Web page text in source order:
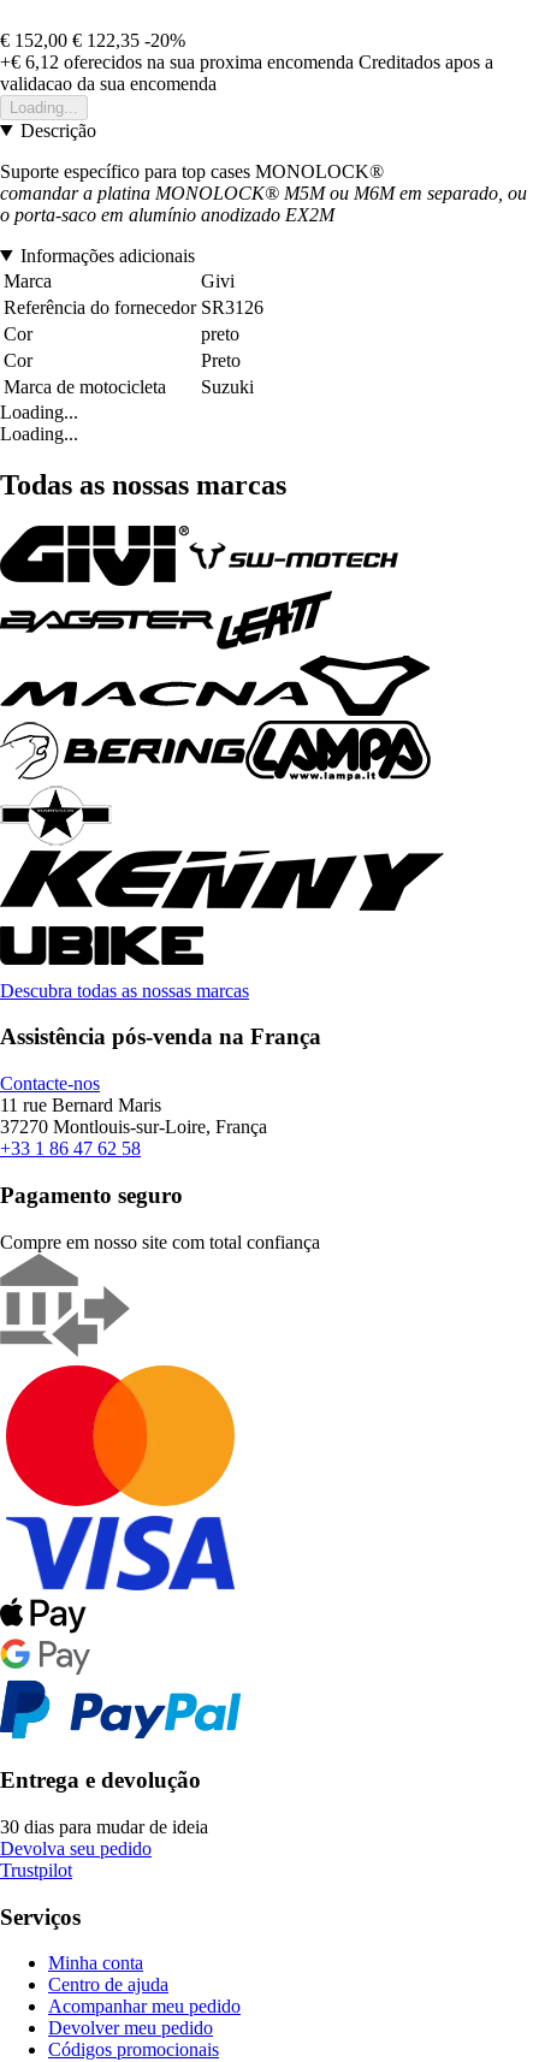
€ 152,00 € 122,35 -20%
+€ 6,12 oferecidos na sua proxima encomenda Creditados apos a
validacao da sua encomenda
Loading...
Descrição
Suporte específico para top cases MONOLOCK®
comandar a platina MONOLOCK® M5M ou M6M em separado, ou
o porta-saco em alumínio anodizado EX2M
Informações adicionais
Marca
Givi
Referência do fornecedor SR3126
Cor
preto
Cor
Preto
Marca de motocicleta
Suzuki
Loading...
Loading...
Todas as nossas marcas
Descubra todas as nossas marcas
Assistência pós-venda na França
Contacte-nos
11 rue Bernard Maris
37270 Montlouis-sur-Loire, França
+33 1 86 47 62 58
Pagamento seguro
Compre em nosso site com total confiança
Entrega e devolução
30 dias para mudar de ideia
Devolva seu pedido
Trustpilot
Serviços
Minha conta
Centro de ajuda
Acompanhar meu pedido
Devolver meu pedido
Códigos promocionais